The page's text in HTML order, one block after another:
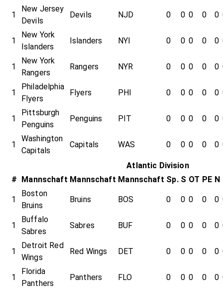
1
New Jersey
Devils
Devils NJD 0 0 0 0 0
1
New York
Islanders
Islanders NYI 0 0 0 0 0
1
New York
Rangers
Rangers NYR 0 0 0 0 0
1
Philadelphia
Flyers
Flyers PHI 0 0 0 0 0
1
Pittsburgh
Penguins
Penguins PIT 0 0 0 0 0
1
Washington
Capitals
Capitals WAS 0 0 0 0 0
Atlantic Division
# Mannschaft Mannschaft Mannschaft Sp. S OT PE N
1
Boston
Bruins
Bruins BOS 0 0 0 0 0
1
Buffalo
Sabres
Sabres BUF 0 0 0 0 0
1
Detroit Red
Wings
Red Wings DET 0 0 0 0 0
1
Florida
Panthers
Panthers FLO 0 0 0 0 0